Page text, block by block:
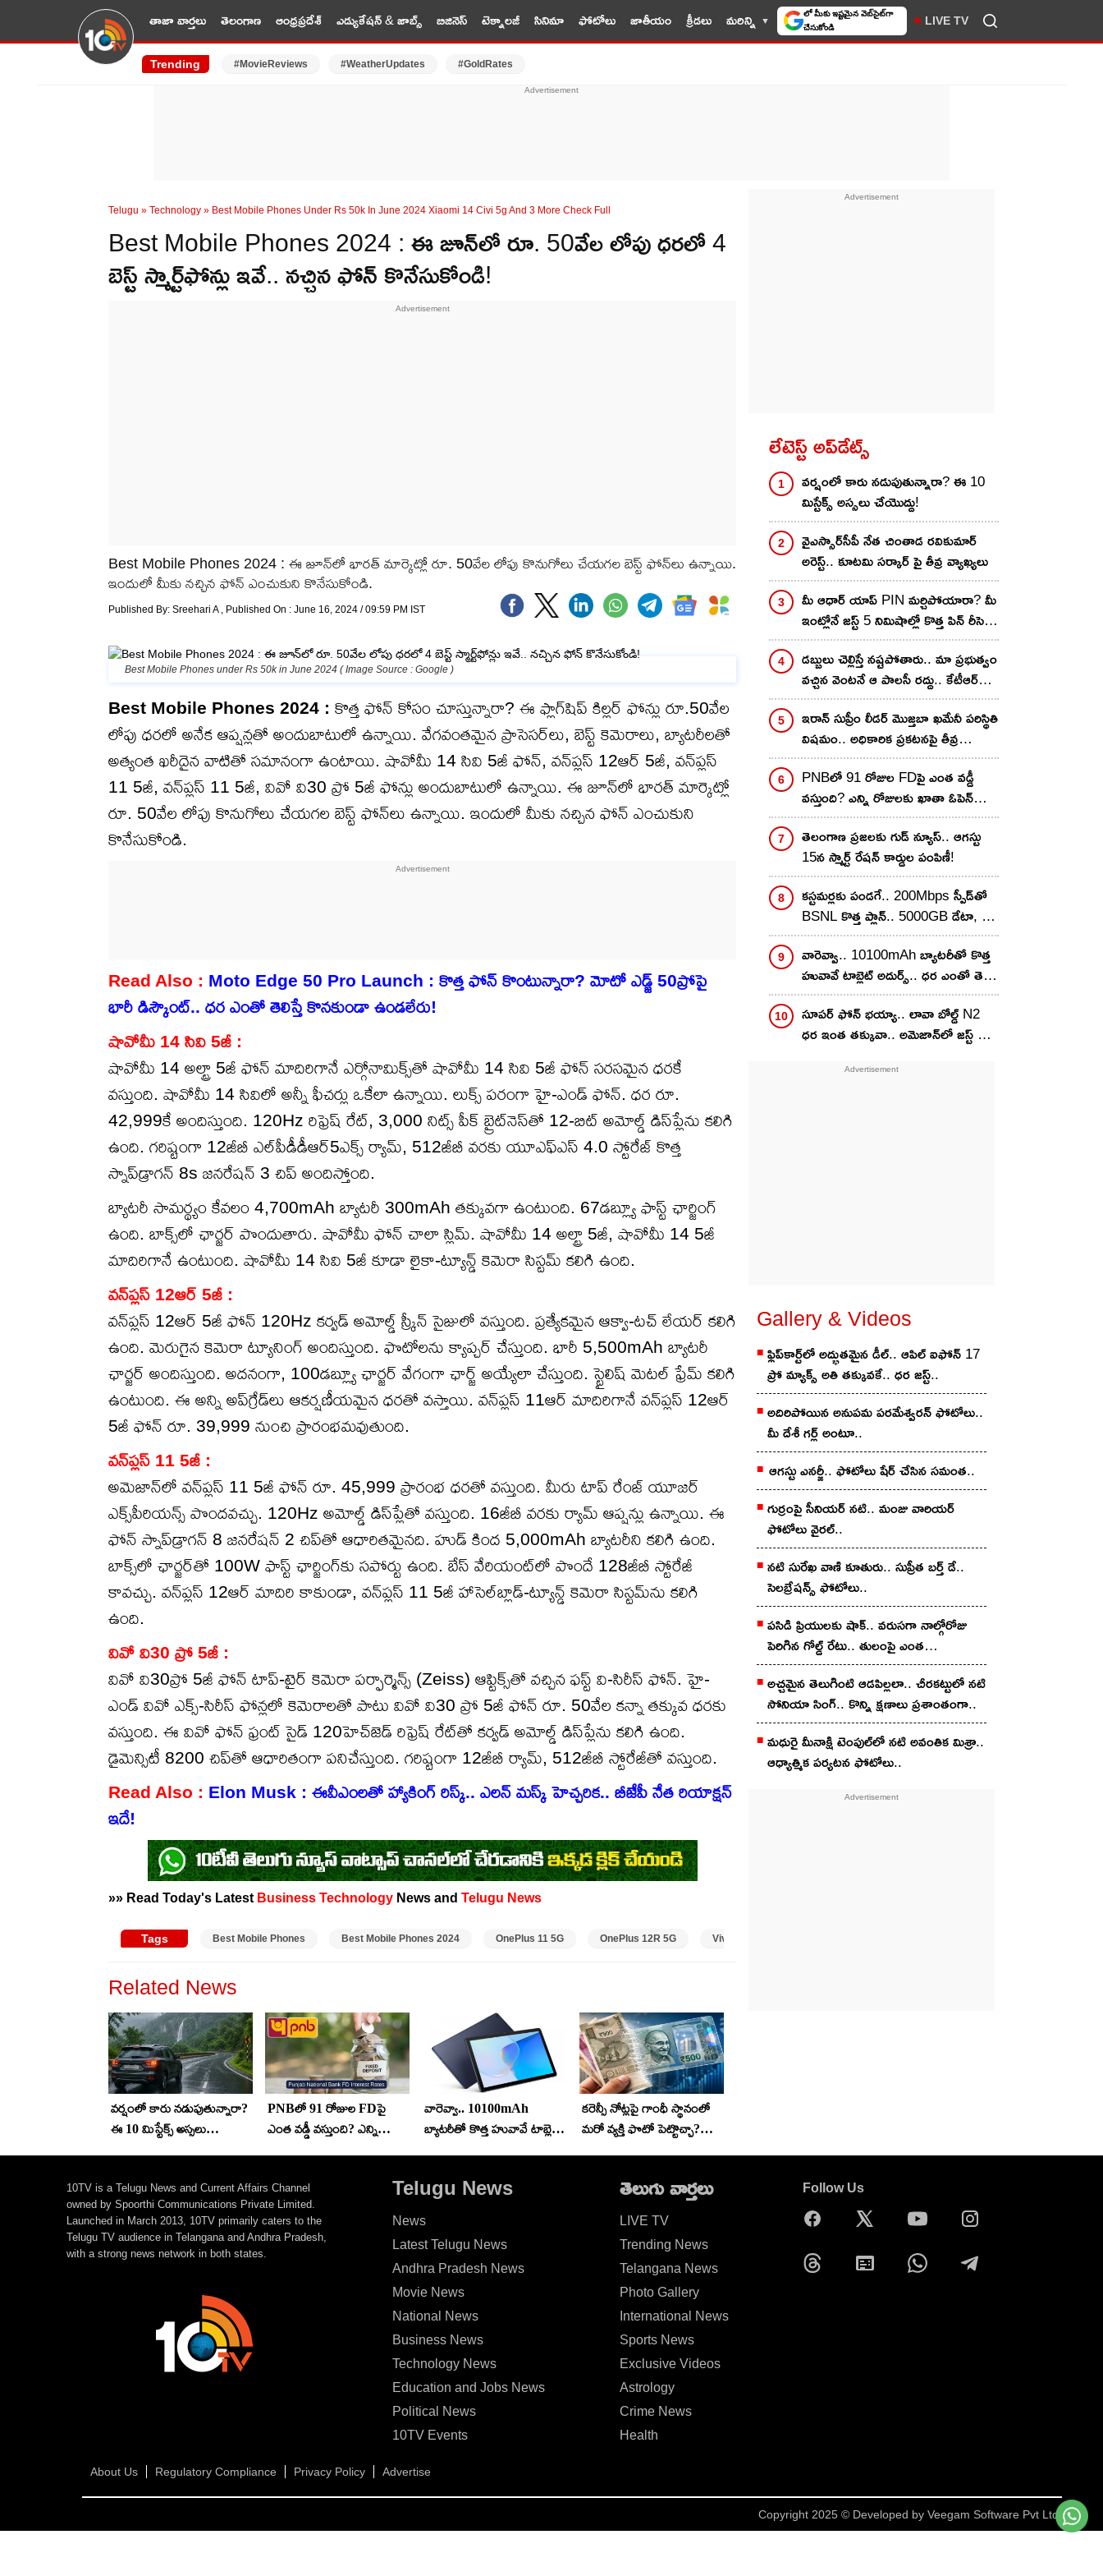
తాజా వార్తలు తెలంగాణ ఆంధ్రప్రదేశ్ ఎడ్యుకేషన్ & జాబ్స్ బిజినెస్ టెక్నాలజీ సినిమా ఫోటోలు జాతీయం క్రీడలు మరిన్ని
లో మీకు ఇష్టమైన వెబ్‌సైట్‌గా
చేసుకోండి
LIVE TV
Trending #MovieReviews #WeatherUpdates #GoldRates
Telugu » Technology » Best Mobile Phones Under Rs 50k In June 2024 Xiaomi 14 Civi 5g And 3 More Check Full
Best Mobile Phones 2024 : ఈ జూన్‌లో రూ. 50వేల లోపు ధరలో 4
బెస్ట్ స్మార్ట్‌ఫోన్లు ఇవే.. నచ్చిన ఫోన్ కొనేసుకోండి!
Best Mobile Phones 2024 : ఈ జూన్‌లో భారత్ మార్కెట్లో రూ. 50వేల లోపు కొనుగోలు చేయగల బెస్ట్ ఫోన్‌లు ఉన్నాయి.
ఇందులో మీకు నచ్చిన ఫోన్ ఎంచుకుని కొనేసుకోండి.
Published By: Sreehari A , Published On : June 16, 2024 / 09:59 PM IST
Best Mobile Phones under Rs 50k in June 2024 ( Image Source : Google )
Best Mobile Phones 2024 : కొత్త ఫోన్ కోసం చూస్తున్నారా? ఈ ఫ్లాగ్‌షిప్ కిల్లర్ ఫోన్లు రూ.50వేల
లోపు ధరలో అనేక ఆప్షన్లతో అందుబాటులో ఉన్నాయి. వేగవంతమైన ప్రాసెసర్‌లు, బెస్ట్ కెమెరాలు, బ్యాటరీలతో
అత్యంత ఖరీదైన వాటితో సమానంగా ఉంటాయి. షావోమీ 14 సివి 5జీ ఫోన్, వన్‌ప్లస్ 12ఆర్ 5జీ, వన్‌ప్లస్
11 5జీ, వన్‌ప్లస్ 11 5జీ, వివో వి30 ప్రో 5జీ ఫోన్లు అందుబాటులో ఉన్నాయి. ఈ జూన్‌లో భారత్ మార్కెట్లో
రూ. 50వేల లోపు కొనుగోలు చేయగల బెస్ట్ ఫోన్‌లు ఉన్నాయి. ఇందులో మీకు నచ్చిన ఫోన్ ఎంచుకుని
కొనేసుకోండి.
Read Also : Moto Edge 50 Pro Launch : కొత్త ఫోన్ కొంటున్నారా? మోటో ఎడ్జ్ 50ప్రోపై
భారీ డిస్కౌంట్.. ధర ఎంతో తెలిస్తే కొనకుండా ఉండలేరు!
షావోమీ 14 సివి 5జీ :
షావోమీ 14 అల్ట్రా 5జీ ఫోన్ మాదిరిగానే ఎర్గోనామిక్స్‌తో షావోమీ 14 సివి 5జీ ఫోన్ సరసమైన ధరకే
వస్తుంది. షావోమీ 14 సివిలో అన్నీ ఫీచర్లు ఒకేలా ఉన్నాయి. లుక్స్ పరంగా హై-ఎండ్ ఫోన్. ధర రూ.
42,999కే అందిస్తుంది. 120Hz రిఫ్రెష్ రేట్, 3,000 నిట్స్ పీక్ బ్రైట్‌నెస్‌తో 12-బిట్ అమోల్డ్ డిస్‌ప్లేను కలిగి
ఉంది. గరిష్టంగా 12జీబీ ఎల్‌పీడీడీఆర్5ఎక్స్ ర్యామ్, 512జీబీ వరకు యూఎఫ్ఎస్ 4.0 స్టోరేజ్ కొత్త
స్నాప్‌డ్రాగన్ 8s జనరేషన్ 3 చిప్ అందిస్తోంది.
బ్యాటరీ సామర్థ్యం కేవలం 4,700mAh బ్యాటరీ 300mAh తక్కువగా ఉంటుంది. 67డబ్ల్యూ ఫాస్ట్ ఛార్జింగ్
ఉంది. బాక్స్‌లో ఛార్జర్‌ పొందుతారు. షావోమీ ఫోన్ చాలా స్లిమ్. షావోమీ 14 అల్ట్రా 5జీ, షావోమీ 14 5జీ
మాదిరిగానే ఉంటుంది. షావోమీ 14 సివి 5జీ కూడా లైకా-ట్యూన్డ్ కెమెరా సిస్టమ్‌ కలిగి ఉంది.
వన్‌ప్లస్ 12ఆర్ 5జీ :
వన్‌ప్లస్ 12ఆర్ 5జీ ఫోన్ 120Hz కర్వడ్ అమోల్డ్ స్క్రీన్ సైజులో వస్తుంది. ప్రత్యేకమైన ఆక్వా-టచ్ లేయర్ కలిగి
ఉంది. మెరుగైన కెమెరా ట్యూనింగ్‌ అందిస్తుంది. ఫొటోలను క్యాప్చర్ చేస్తుంది. భారీ 5,500mAh బ్యాటరీ
ఛార్జర్ అందిస్తుంది. అదనంగా, 100డబ్ల్యూ ఛార్జర్ వేగంగా ఛార్జ్ అయ్యేలా చేస్తుంది. స్టైలిష్ మెటల్ ఫ్రేమ్‌ కలిగి
ఉంటుంది. ఈ అన్ని అప్‌గ్రేడ్‌లు ఆకర్షణీయమైన ధరతో వస్తాయి. వన్‌ప్లస్ 11ఆర్ మాదిరిగానే వన్‌ప్లస్ 12ఆర్
5జీ ఫోన్ రూ. 39,999 నుంచి ప్రారంభమవుతుంది.
వన్‌ప్లస్ 11 5జీ :
అమెజాన్‌లో వన్‌ప్లస్ 11 5జీ ఫోన్ రూ. 45,999 ప్రారంభ ధరతో వస్తుంది. మీరు టాప్ రేంజ్ యూజర్
ఎక్స్‌పీరియన్స్ పొందవచ్చు. 120Hz అమోల్డ్ డిస్‌ప్లేతో వస్తుంది. 16జీబీ వరకు ర్యామ్ ఆప్షన్లు ఉన్నాయి. ఈ
ఫోన్ స్నాప్‌డ్రాగన్ 8 జనరేషన్ 2 చిప్‌తో ఆధారితమైనది. హుడ్ కింద 5,000mAh బ్యాటరీని కలిగి ఉంది.
బాక్స్‌లో ఛార్జర్‌తో 100W ఫాస్ట్ ఛార్జింగ్‌కు సపోర్టు ఉంది. బేస్ వేరియంట్‌లో పొందే 128జీబీ స్టోరేజీ
కావచ్చు. వన్‌ప్లస్ 12ఆర్ మాదిరి కాకుండా, వన్‌ప్లస్ 11 5జీ హాసెల్‌బ్లాడ్-ట్యూన్డ్ కెమెరా సిస్టమ్‌ను కలిగి
ఉంది.
వివో వి30 ప్రో 5జీ :
వివో వి30ప్రో 5జీ ఫోన్ టాప్-టైర్ కెమెరా పర్ఫార్మెన్స్ (Zeiss) ఆప్టిక్స్‌తో వచ్చిన ఫస్ట్ వి-సిరీస్ ఫోన్. హై-
ఎండ్ వివో ఎక్స్-సిరీస్ ఫోన్లలో కెమెరాలతో పాటు వివో వి30 ప్రో 5జీ ఫోన్ రూ. 50వేల కన్నా తక్కువ ధరకు
వస్తుంది. ఈ వివో ఫోన్ ఫ్రంట్ సైడ్ 120హెచ్‌జెడ్ రిఫ్రెష్ రేట్‌తో కర్వడ్ అమోల్డ్ డిస్‌ప్లేను కలిగి ఉంది.
డైమెన్సిటీ 8200 చిప్‌తో ఆధారితంగా పనిచేస్తుంది. గరిష్టంగా 12జీబీ ర్యామ్, 512జీబీ స్టోరేజీతో వస్తుంది.
Read Also : Elon Musk : ఈవీఎంలతో హ్యాకింగ్ రిస్క్.. ఎలన్ మస్క్‌ హెచ్చరిక.. బీజేపీ నేత రియాక్షన్
ఇదే!
»» Read Today's Latest Business Technology News and Telugu News
Tags Best Mobile Phones Best Mobile Phones 2024 OnePlus 11 5G OnePlus 12R 5G Vivo V30 Pro 5G
Related News
వర్షంలో కారు నడుపుతున్నారా?
ఈ 10 మిస్టేక్స్ అస్సలు
PNBలో 91 రోజుల FDపై
ఎంత వడ్డీ వస్తుంది? ఎన్ని
వారెవ్వా.. 10100mAh
బ్యాటరీతో కొత్త హువావే టాబ్లెట్
కరెన్సీ నోట్లపై గాంధీ స్థానంలో
మరో వ్యక్తి ఫొటో పెట్టొచ్చా?
లేటెస్ట్ అప్‌డేట్స్
వర్షంలో కారు నడుపుతున్నారా? ఈ 10
మిస్టేక్స్ అస్సలు చేయొద్దు!
వైఎస్సార్‌సీపీ నేత చింతాడ రవికుమార్
అరెస్ట్.. కూటమి సర్కార్ పై తీవ్ర వ్యాఖ్యలు
మీ ఆధార్ యాప్ PIN మర్చిపోయారా? మీ
ఇంట్లోనే జస్ట్ 5 నిమిషాల్లో కొత్త పిన్‌ రీసెట్
చేయొచ్చు!
డబ్బులు చెల్లిస్తే నష్టపోతారు.. మా ప్రభుత్వం
వచ్చిన వెంటనే ఆ పాలసీ రద్దు.. కేటీఆర్
మాస్ వార్నింగ్
ఇరాన్ సుప్రీం లీడర్ మొజ్తబా ఖమేనీ పరిస్థితి
విషమం.. అధికారిక ప్రకటనపై తీవ్ర
ఉత్కంఠ!
PNBలో 91 రోజుల FDపై ఎంత వడ్డీ
వస్తుంది? ఎన్ని రోజులకు ఖాతా ఓపెన్
చేయొచ్చు..
తెలంగాణ ప్రజలకు గుడ్ న్యూస్.. ఆగస్టు
15న స్మార్ట్ రేషన్ కార్డుల పంపిణీ!
కస్టమర్లకు పండగే.. 200Mbps స్పీడ్‌తో
BSNL కొత్త ప్లాన్.. 5000GB డేటా, 27
OTT బెనిఫిట్స్ కూడా!
వారెవ్వా.. 10100mAh బ్యాటరీతో కొత్త
హువావే టాబ్లెట్ అదుర్స్.. ధర ఎంతో తెలిస్తే
వెంటనే కొనేస్తారు!
సూపర్ ఫోన్ భయ్యా.. లావా బోల్డ్ N2
ధర ఇంత తక్కువా.. అమెజాన్‌లో జస్ట్ రూ.
Gallery & Videos
ఫ్లిప్‌కార్ట్‌లో అద్భుతమైన డీల్.. ఆపిల్ ఐఫోన్ 17
ప్రో మ్యాక్స్ అతి తక్కువకే.. ధర జస్ట్..
అదిరిపోయిన అనుప‌మ ప‌ర‌మేశ్వ‌ర‌న్ ఫోటోలు..
మీ దేశీ గ‌ర్ల్ అంటూ..
ఆగ‌స్టు ఎన‌ర్జీ.. ఫోటోలు షేర్ చేసిన స‌మంత‌..
గుర్రంపై సీనియ‌ర్ న‌టి.. మంజు వారియ‌ర్
ఫోటోలు వైర‌ల్..
న‌టి సురేఖ వాణి కూతురు.. సుప్రీత బ‌ర్త్ డే..
సెల‌బ్రేష‌న్స్ ఫోటోలు..
పసిడి ప్రియులకు షాక్.. వరుసగా నాల్గోరోజు
పెరిగిన గోల్డ్ రేటు.. తులంపై ఎంత
పెరిగిందంటే?
అచ్చ‌మైన తెలుగింటి ఆడ‌పిల్ల‌లా.. చీర‌క‌ట్టులో న‌టి
సోనియా సింగ్‌.. కొన్ని క్షణాలు ప్రశాంతంగా..
మధురై మీనాక్షి టెంపుల్‌లో న‌టి అవంతిక మిశ్రా..
ఆధ్యాత్మిక ప‌ర్య‌ట‌న ఫోటోలు..
10TV is a Telugu News and Current Affairs Channel
owned by Spoorthi Communications Private Limited.
Launched in March 2013, 10TV primarily caters to the
Telugu TV audience in Telangana and Andhra Pradesh,
with a strong news network in both states.
Telugu News
News
Latest Telugu News
Andhra Pradesh News
Movie News
National News
Business News
Technology News
Education and Jobs News
Political News
10TV Events
తెలుగు వార్తలు
LIVE TV
Trending News
Telangana News
Photo Gallery
International News
Sports News
Exclusive Videos
Astrology
Crime News
Health
Follow Us
About Us Regulatory Compliance Privacy Policy Advertise
Copyright 2025 © Developed by Veegam Software Pvt Ltd.